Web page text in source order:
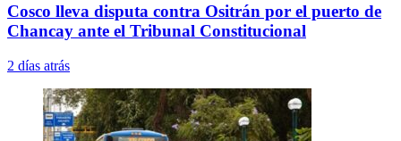
Cosco lleva disputa contra Ositrán por el puerto de
Chancay ante el Tribunal Constitucional
2 días atrás